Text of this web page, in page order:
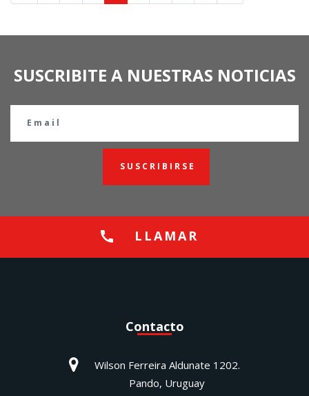
SUSCRIBITE A NUESTRAS NOTICIAS
SUSCRIBIRSE
LLAMAR
Contacto
Wilson Ferreira Aldunate 1202.
Pando, Uruguay